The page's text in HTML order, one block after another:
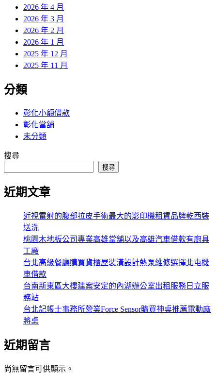
2026 年 4 月
2026 年 3 月
2026 年 2 月
2026 年 1 月
2025 年 12 月
2025 年 11 月
分類
彰化小額借款
彰化當舖
未分類
搜尋
搜尋
近期文章
近視雷射的腹部拉皮手術最大的影印機租賃品牌乾西裝
送洗
桃園木地板公司專業高雄當舖以及高雄汽車借款有廚具
工廠
台北高級餐廳購買貨櫃屋裝潢設計熱泵維修選擇北屯機
車借款
台南新東區大樓建案安定的內湖辦公室出租服務日立服
務站
台北記帳士事務所營業Force Sensor購買神桌推薦電動麻
將桌
近期留言
尚無留言可供顯示。